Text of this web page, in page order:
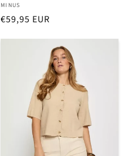
Verkoper:
MINUS
Normale
€59,95 EUR